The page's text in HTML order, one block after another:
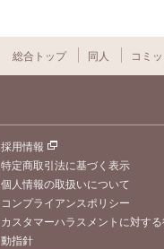
総合トップ 同人 コミ
採用情報
特定商取引法に基づく表示
個人情報の取扱いについて
コンプライアンスポリシー
カスタマーハラスメントに対す
動指針